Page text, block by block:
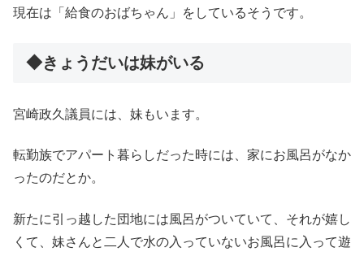
現在は「給食のおばちゃん」をしているそうです。
◆きょうだいは妹がいる
宮崎政久議員には、妹もいます。
転勤族でアパート暮らしだった時には、家にお風呂がなか
ったのだとか。
新たに引っ越した団地には風呂がついていて、それが嬉し
くて、妹さんと二人で水の入っていないお風呂に入って遊